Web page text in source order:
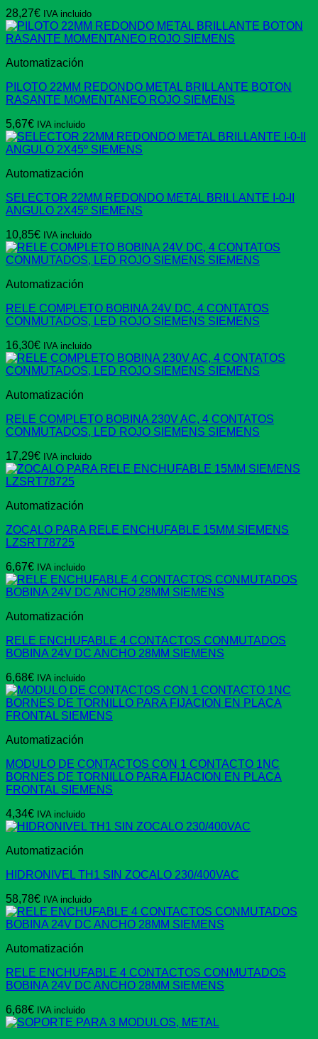
28,27€ IVA incluido
Automatización
PILOTO 22MM REDONDO METAL BRILLANTE BOTON
RASANTE MOMENTANEO ROJO SIEMENS
5,67€ IVA incluido
Automatización
SELECTOR 22MM REDONDO METAL BRILLANTE I-0-II
ANGULO 2X45º SIEMENS
10,85€ IVA incluido
Automatización
RELE COMPLETO BOBINA 24V DC, 4 CONTATOS
CONMUTADOS, LED ROJO SIEMENS SIEMENS
16,30€ IVA incluido
Automatización
RELE COMPLETO BOBINA 230V AC, 4 CONTATOS
CONMUTADOS, LED ROJO SIEMENS SIEMENS
17,29€ IVA incluido
Automatización
ZOCALO PARA RELE ENCHUFABLE 15MM SIEMENS
LZSRT78725
6,67€ IVA incluido
Automatización
RELE ENCHUFABLE 4 CONTACTOS CONMUTADOS
BOBINA 24V DC ANCHO 28MM SIEMENS
6,68€ IVA incluido
Automatización
MODULO DE CONTACTOS CON 1 CONTACTO 1NC
BORNES DE TORNILLO PARA FIJACION EN PLACA
FRONTAL SIEMENS
4,34€ IVA incluido
Automatización
HIDRONIVEL TH1 SIN ZOCALO 230/400VAC
58,78€ IVA incluido
Automatización
RELE ENCHUFABLE 4 CONTACTOS CONMUTADOS
BOBINA 24V DC ANCHO 28MM SIEMENS
6,68€ IVA incluido